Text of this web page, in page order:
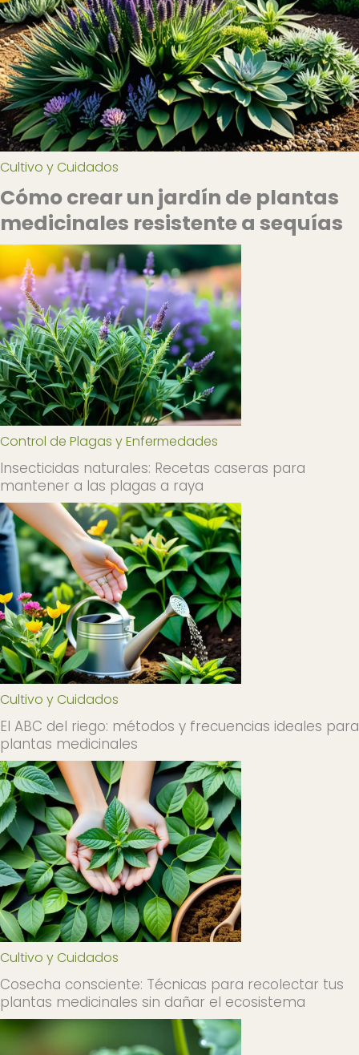
Cultivo y Cuidados
Cómo crear un jardín de plantas
medicinales resistente a sequías
Control de Plagas y Enfermedades
Insecticidas naturales: Recetas caseras para
mantener a las plagas a raya
Cultivo y Cuidados
El ABC del riego: métodos y frecuencias ideales para
plantas medicinales
Cultivo y Cuidados
Cosecha consciente: Técnicas para recolectar tus
plantas medicinales sin dañar el ecosistema